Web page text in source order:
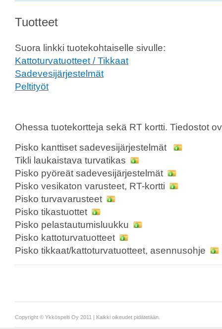
Tuotteet
Suora linkki tuotekohtaiselle sivulle:
Kattoturvatuotteet / Tikkaat
Sadevesijärjestelmät
Peltityöt
Ohessa tuotekortteja sekä RT kortti. Tiedostot
Pisko kanttiset sadevesijärjestelmät
Tikli laukaistava turvatikas
Pisko pyöreät sadevesijärjestelmät
Pisko vesikaton varusteet, RT-kortti
Pisko turvavarusteet
Pisko tikastuottet
Pisko pelastautumisluukku
Pisko kattoturvatuotteet
Pisko tikkaat/kattoturvatuotteet, asennusohje
Copyright © Ykköspelti Oy 2011 | Kaikki oikeudet pidätetään.